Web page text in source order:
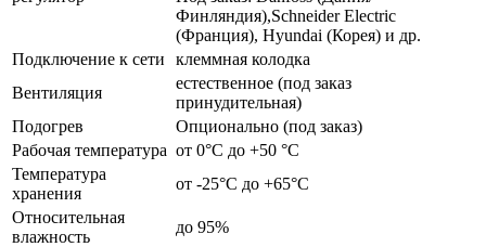
Финляндия),Schneider Electric
(Франция), Hyundai (Корея) и др.
Подключение к сети
клеммная колодка
Вентиляция
естественное (под заказ
принудительная)
Подогрев
Опционально (под заказ)
Рабочая температура от 0°C до +50 °C
Температура
хранения
от -25°C до +65°C
Относительная
влажность
до 95%